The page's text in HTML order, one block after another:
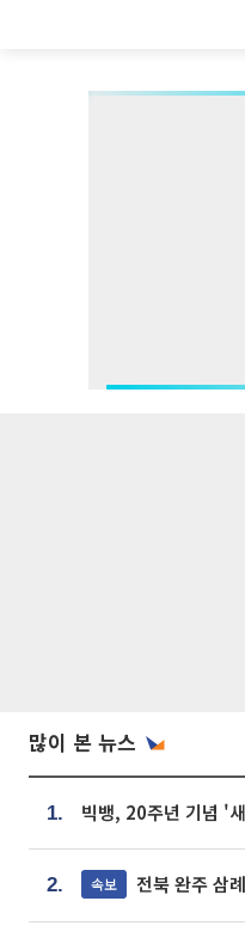
많이 본 뉴스
1.
2. 속보 전북 완주 삼